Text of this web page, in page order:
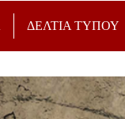
ΔΕΛΤΙΑ ΤΥΠΟΥ